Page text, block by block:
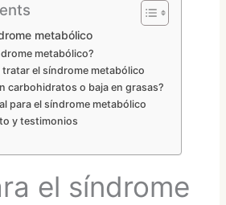
metabólico
metabólico?
tratar el síndrome metabólico
carbohidratos o baja en grasas?
para el síndrome metabólico
y testimonios
el síndrome